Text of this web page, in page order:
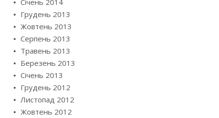
Грудень 2013
Жовтень 2013
Серпень 2013
Травень 2013
Березень 2013
Січень 2013
Грудень 2012
Листопад 2012
Жовтень 2012